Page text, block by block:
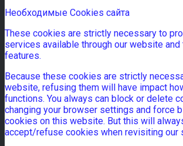
Необходимые Cookies сайта
These cookies are strictly necessary to
services available through our website
features.
Because these cookies are strictly
website, refusing them will have impact
functions. You always can block or delete
changing your browser settings and force
cookies on this website. But this will
accept/refuse cookies when revisiting our